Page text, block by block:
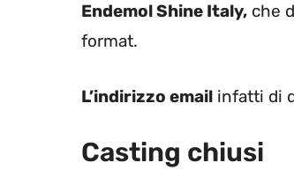
Endemol Shine Italy, che
format.
L’indirizzo email infatti di
Casting chiusi